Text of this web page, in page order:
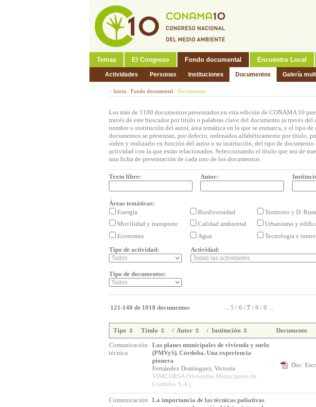
Temas El Congreso Fondo documental Encuentro Local
Actividades Personas Instituciones Documentos Galería
> Inicio / Fondo documental / Documentos
Los más de 1100 documentos presentados en esta edición de CONAMA 10
través de este buscador por título o palabras clave del documento (a través
nombre o institución del autor, área temática en la que se enmarca, y el tipo
documentos se presentan, por defecto, ordenados alfabéticamente por título,
orden y realizarlo en función del autor o su institución, del tipo de documento
actividad con la que están relacionados. Seleccionando el título que sea de
una ficha de presentación de cada uno de los documentos.
Texto libre: Autor:
Áreas temáticas:
Energía
Biodiversidad Territorio y D.
Movilidad y transporte
Calidad ambiental
Urbanismo y
Economía
Agua
Tecnología e
Tipo de actividad:
Actividad:
Tipo de documentos:
121-140 de 1018 documentos ... 5 / 6 / 7 / 8 / 9 ...
Tipo Título / Autor / Institución Documento
Comunicación
técnica
Los planes municipales de vivienda y suelo
(PMVyS). Córdoba. Una experiencia
pionera
Fernández Domínguez, Victoria
VIMCORSA (Viviendas Municipales de
Córdoba, S.A.)
Doc.
Comunicación
La importancia de las técnicas paliativas